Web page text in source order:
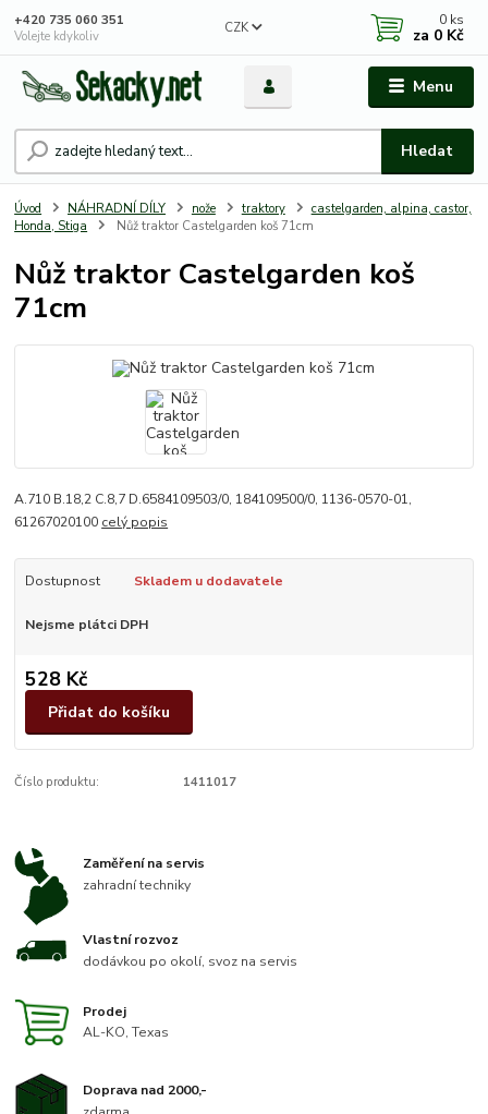
Menu
CZK
Hledat
+420 735 060 351
Volejte kdykoliv
0 ks
za 0 Kč
Úvod NÁHRADNÍ DÍLY nože traktory
castelgarden, alpina, castor,
Honda, Stiga
Nůž traktor Castelgarden koš 71cm
Nůž traktor Castelgarden koš
71cm
A.710 B.18,2 C.8,7 D.6584109503/0, 184109500/0, 1136-0570-01,
61267020100 celý popis
Dostupnost Skladem u dodavatele
Nejsme plátci DPH
528 Kč
Přidat do košíku
Číslo produktu: 1411017
Zaměření na servis
zahradní techniky
Vlastní rozvoz
dodávkou po okolí, svoz na servis
Prodej
AL-KO, Texas
Doprava nad 2000,-